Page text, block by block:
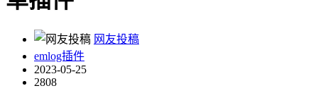
网友投稿
emlog插件
2023-05-25
2808